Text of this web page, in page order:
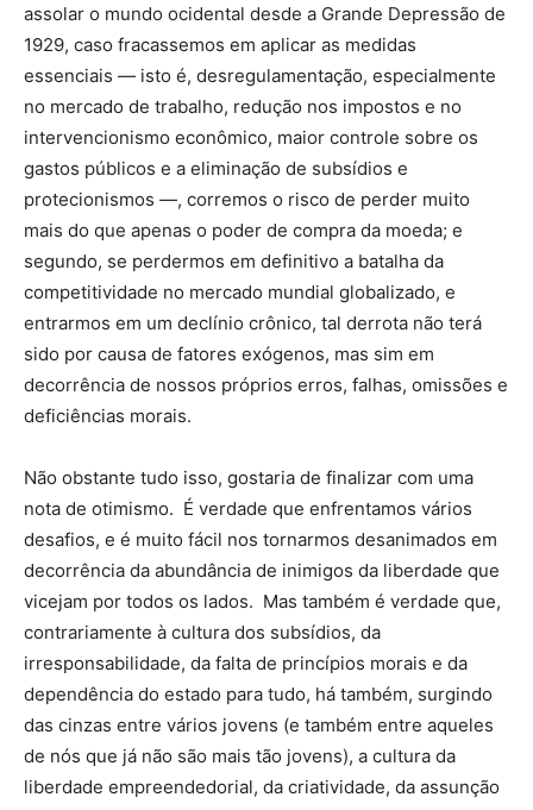
assolar o mundo ocidental desde a Grande Depressão de
1929, caso fracassemos em aplicar as medidas
essenciais — isto é, desregulamentação, especialmente
no mercado de trabalho, redução nos impostos e no
intervencionismo econômico, maior controle sobre os
gastos públicos e a eliminação de subsídios e
protecionismos —, corremos o risco de perder muito
mais do que apenas o poder de compra da moeda; e
segundo, se perdermos em definitivo a batalha da
competitividade no mercado mundial globalizado, e
entrarmos em um declínio crônico, tal derrota não terá
sido por causa de fatores exógenos, mas sim em
decorrência de nossos próprios erros, falhas, omissões e
deficiências morais.
Não obstante tudo isso, gostaria de finalizar com uma
nota de otimismo. É verdade que enfrentamos vários
desafios, e é muito fácil nos tornarmos desanimados em
decorrência da abundância de inimigos da liberdade que
vicejam por todos os lados. Mas também é verdade que,
contrariamente à cultura dos subsídios, da
irresponsabilidade, da falta de princípios morais e da
dependência do estado para tudo, há também, surgindo
das cinzas entre vários jovens (e também entre aqueles
de nós que já não são mais tão jovens), a cultura da
liberdade empreendedorial, da criatividade, da assunção